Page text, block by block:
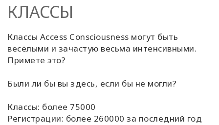
КЛАССЫ
Классы Access Consciousness могут быть
весёлыми и зачастую весьма интенсивными.
Примете это?
Были ли бы вы здесь, если бы не могли?
Классы: более 75000
Регистрации: более 260000 за последний год